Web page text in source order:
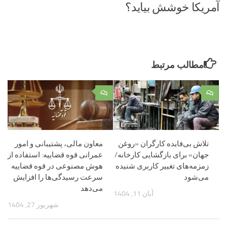
آمریکا خوشش بیاید؟
مطالب مرتبط
۰
معاون مالی، پشتیبانی و امور
عمرانی قوه قضاییه: استفاده از
هوش مصنوعی در قوه قضاییه
سرعت رسیدگی‌ها را افزایش
می‌دهد
شهریور 27, 1404
۰
تلاش بی‌‌فایده کارگران «روغن
جهان» برای بازگشایی کارخانه/
زمزمه‌های تغییر کاربری شنیده
می‌شود
آبان 11, 1404